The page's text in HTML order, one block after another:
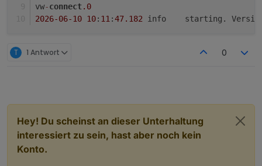
vw-connect.0
2026-06-10 10: 11:47.182
info	starting.
T 1 Antwort 0
Hey! Du scheinst an dieser Unterhaltung
interessiert zu sein, hast aber noch kein
Konto.